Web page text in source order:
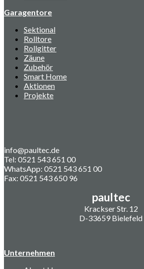
Garagentore
Sektional
Rolltore
Rollgitter
Zäune
Zubehör
Smart Home
Aktionen
Projekte
info@paultec.de
Tel: 0521 543 651 00
WhatsApp: 0521 543 651 00
Fax: 0521 543 650 96
paultec
Krackser Str. 12
D-33659 Bielefeld
Unternehmen